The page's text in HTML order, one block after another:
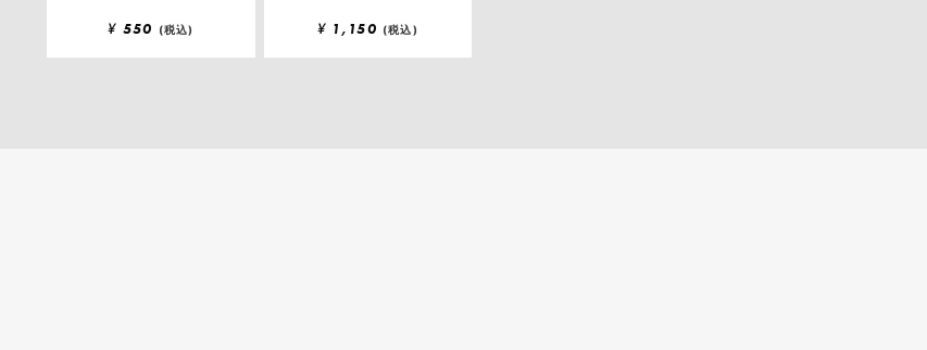
¥ 550 (税込) ¥ 1,150 (税込)